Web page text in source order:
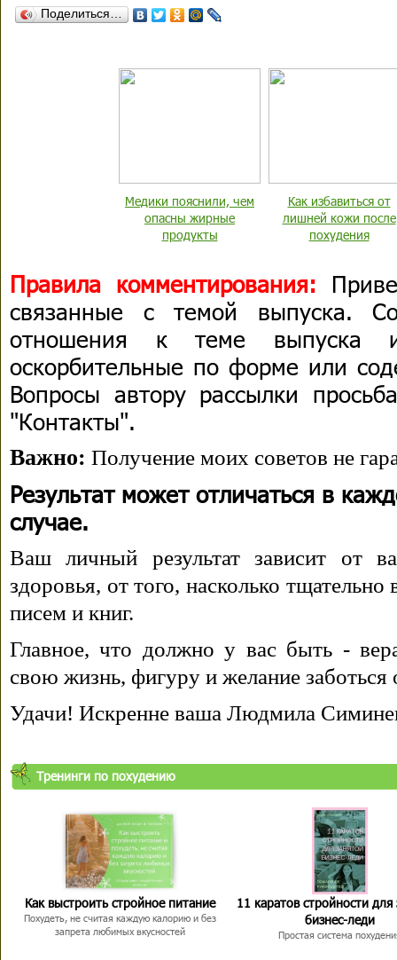
Поделиться…
Медики пояснили, чем
опасны жирные
продукты
Как избавиться от
лишней кожи после
похудения
Правила комментирования:
связанные с темой выпуска.
отношения к теме выпуска
оскорбительные по форме или
Вопросы автору рассылки
"Контакты".
Важно: Получение моих советов не
Результат может отличаться в
случае.
Ваш личный результат зависит от
здоровья, от того, насколько
писем и книг.
Главное, что должно у вас быть -
свою жизнь, фигуру и желание заботься
Удачи! Искренне ваша Людмила
Тренинги по похудению
Как выстроить стройное питание
Похудеть, не считая каждую калорию и без
запрета любимых вкусностей
11 каратов стройности для
бизнес-леди
Простая система